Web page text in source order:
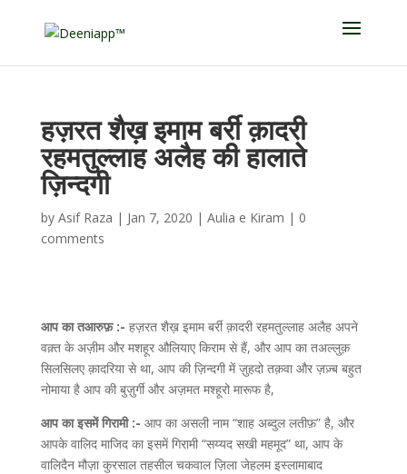
हज़रत शैख़ इमाम बर्री क़ादरी
रहमतुल्लाह अलैह की हालाते
ज़िन्दगी
by Asif Raza | Jan 7, 2020 | Aulia e Kiram | 0
comments
आप का तआरुफ़ :- हज़रत शैख़ इमाम बर्री क़ादरी रहमतुल्लाह अलैह अपने
वक़्त के अज़ीम और मशहूर औलियाए किराम से हैं, और आप का तअल्लुक़
सिलसिलए क़ादरिया से था, आप की ज़िन्दगी में ज़ुहदो तक़वा और ज़ज़्ब बहुत
नोमाया है आप की बुज़ुर्गी और अज़मत मश्हूरो मारूफ है,
आप का इसमें गिरामी :- आप का असली नाम “शाह अब्दुल लतीफ़” है, और
आपके वालिद माजिद का इसमें गिरामी “सय्यद सखी महमूद” था, आप के
वालिदैन मौज़ा कुरसाल तहसील चकवाल ज़िला जेहलम इस्लामाबाद